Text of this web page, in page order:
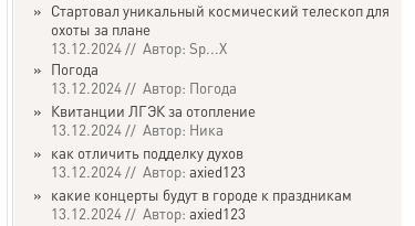
» Стартовал уникальный космический телескоп для
охоты за плане
13.12.2024 // Автор: Sp...X
» Погода
13.12.2024 // Автор: Погода
» Квитанции ЛГЭК за отопление
13.12.2024 // Автор: Ника
» как отличить подделку духов
13.12.2024 // Автор: axied123
» какие концерты будут в городе к праздникам
13.12.2024 // Автор: axied123